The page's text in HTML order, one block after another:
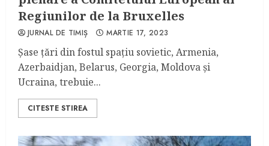
Regiunilor de la Bruxelles
JURNAL DE TIMIȘ MARTIE 17, 2023
Șase țări din fostul spațiu sovietic, Armenia,
Azerbaidjan, Belarus, Georgia, Moldova și
Ucraina, trebuie...
CITESTE STIREA